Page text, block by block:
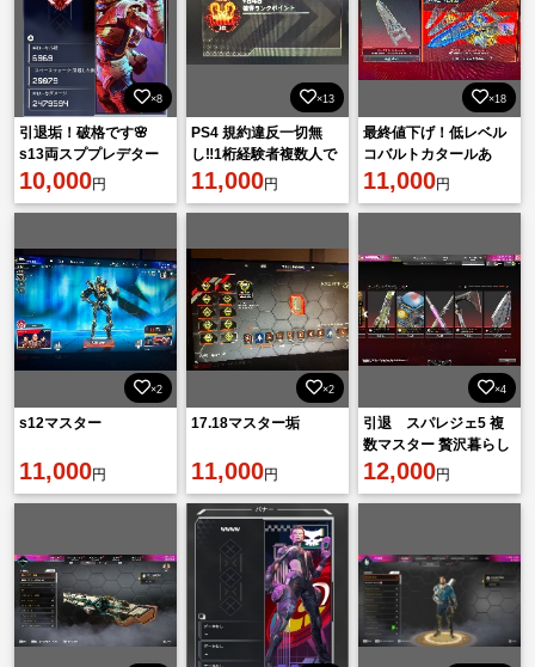
×8
引退垢！破格です🌸
s13両スププレデター
贅沢暮し320！
10,000円
×13
PS4 規約違反一切無
し‼️1桁経験者複数人で
格安作業致します！
11,000円
×18
最終値下げ！低レベル
コバルトカタールあ
り！！
11,000円
×2
s12マスター
11,000円
×2
17.18マスター垢
11,000円
×4
引退 スパレジェ5 複
数マスター 贅沢暮らし
586 プレデター スプレ
ー チャームあり
12,000円